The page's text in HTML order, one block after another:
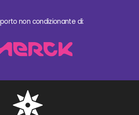
non condizionante di: